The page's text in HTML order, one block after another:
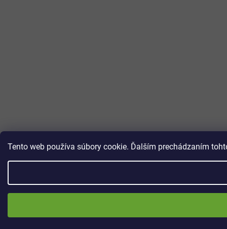
Tento web používa súbory cookie. Ďalším prechádzaním